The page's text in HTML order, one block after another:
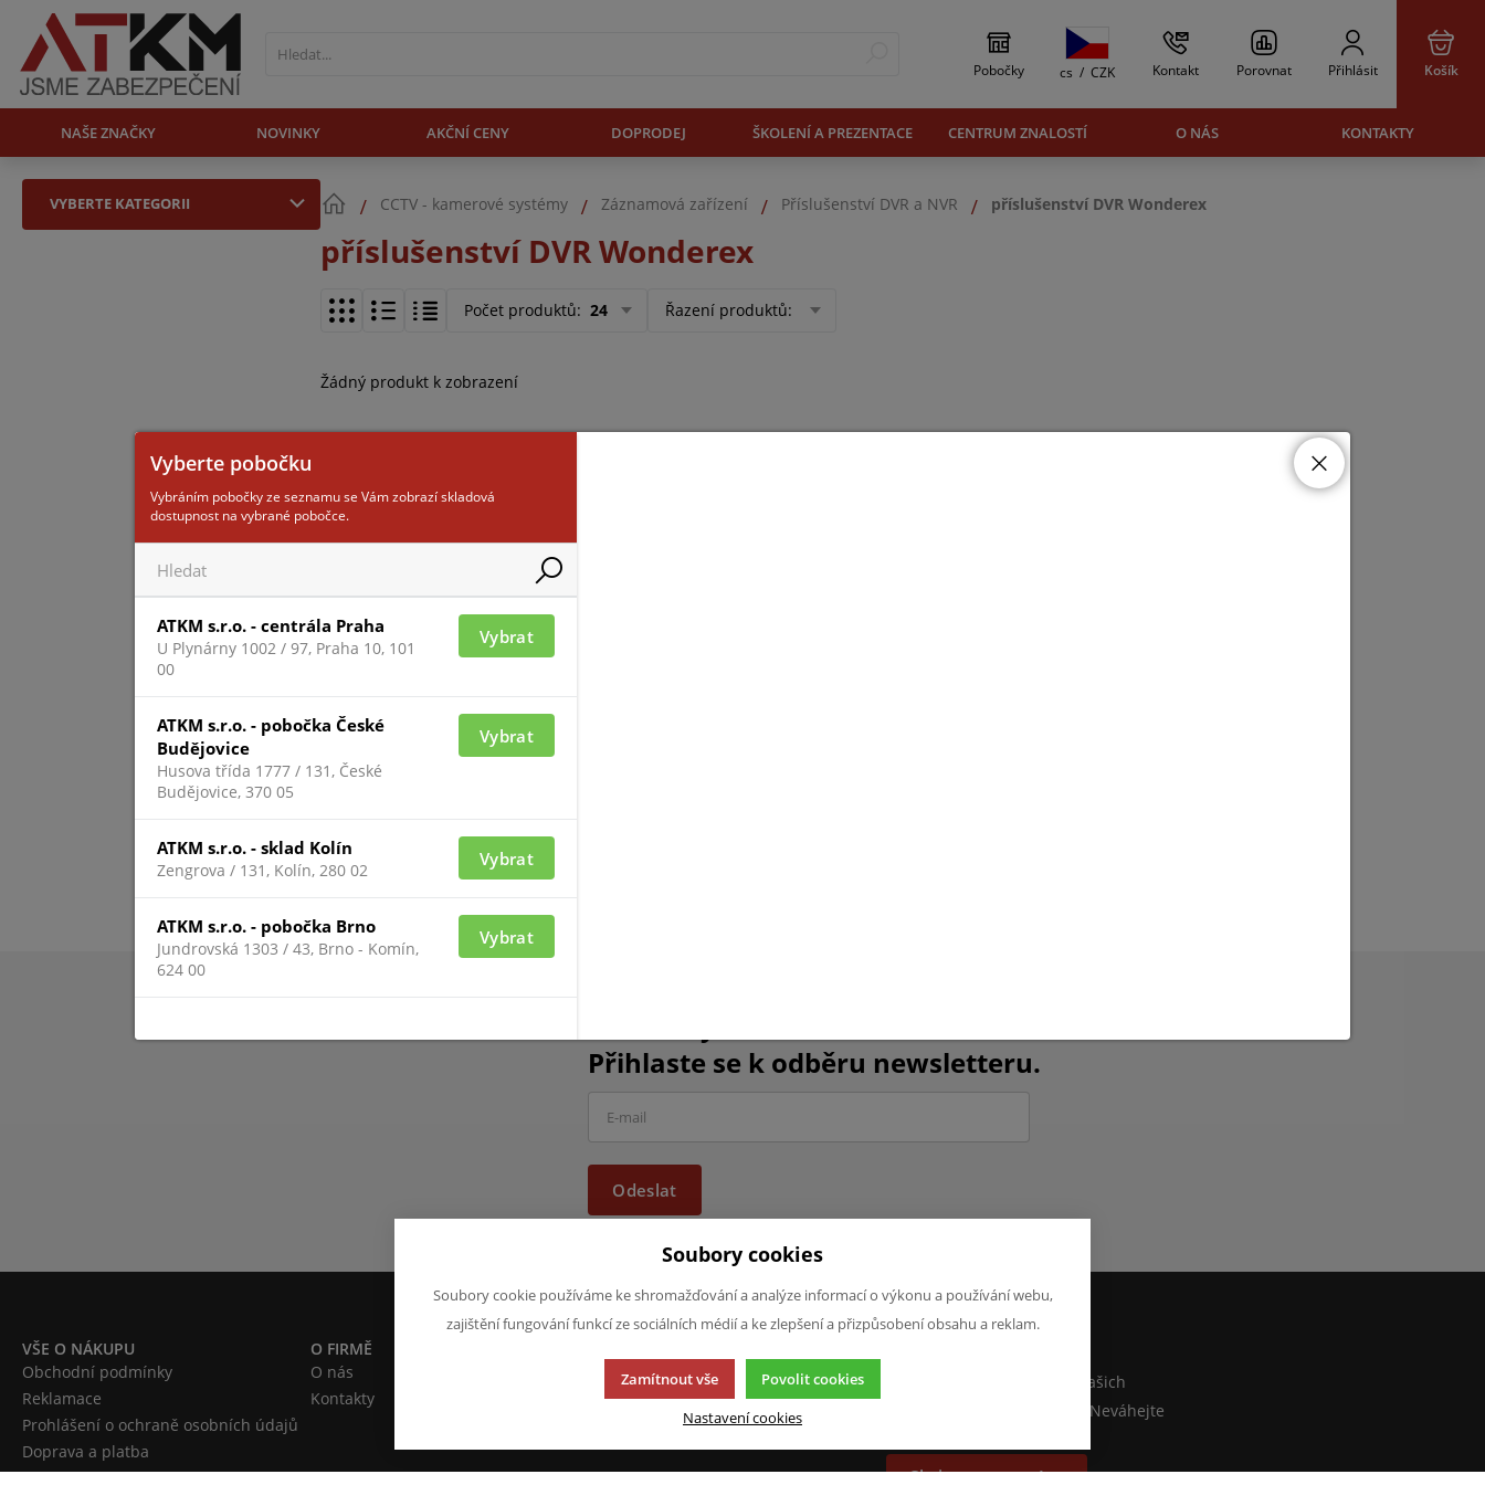
Pobočky cs / CZK Kontakt Porovnat Přihlásit Košík
NAŠE ZNAČKY NOVINKY AKČNÍ CENY DOPRODEJ ŠKOLENÍ A PREZENTACE CENTRUM ZNALOSTÍ O NÁS KONTAKTY
VYBERTE KATEGORII CCTV - kamerové systémy Záznamová zařízení Příslušenství DVR a NVR příslušenství DVR Wonderex
příslušenství DVR Wonderex
Počet produktů: 24 Řazení produktů:
Žádný produkt k zobrazení
Přihlaste se k odběru newsletteru.
Odeslat
VŠE O NÁKUPU
Obchodní podmínky
Reklamace
Prohlášení o ochraně osobních údajů
Doprava a platba
O FIRMĚ
O nás
Kontakty
CS
Chcete nám něco sdělit o našich
produktech nebo e-shopu? Neváhejte
Chci napsat zprávu
Soubory cookies
Soubory cookie používáme ke shromažďování a analýze informací o výkonu a používání webu,
zajištění fungování funkcí ze sociálních médií a ke zlepšení a přizpůsobení obsahu a reklam.
Zamítnout vše Povolit cookies
Nastavení cookies
Vyberte pobočku
Vybráním pobočky ze seznamu se Vám zobrazí skladová
dostupnost na vybrané pobočce.
ATKM s.r.o. - centrála Praha
U Plynárny 1002 / 97, Praha 10, 101
00
Vybrat
ATKM s.r.o. - pobočka České
Budějovice
Husova třída 1777 / 131, České
Budějovice, 370 05
Vybrat
ATKM s.r.o. - sklad Kolín
Zengrova / 131, Kolín, 280 02
Vybrat
ATKM s.r.o. - pobočka Brno
Jundrovská 1303 / 43, Brno - Komín,
624 00
Vybrat